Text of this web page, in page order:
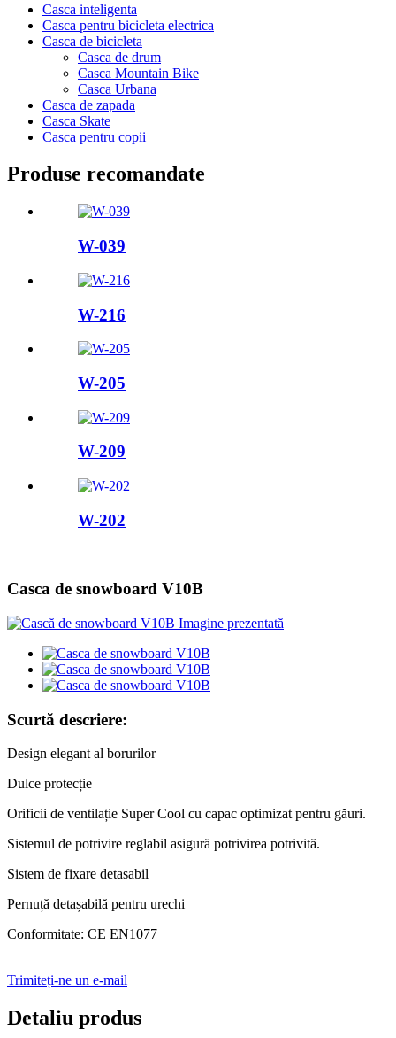
Casca inteligenta
Casca pentru bicicleta electrica
Casca de bicicleta
Casca de drum
Casca Mountain Bike
Casca Urbana
Casca de zapada
Casca Skate
Casca pentru copii
Produse recomandate
W-039
W-216
W-205
W-209
W-202
Casca de snowboard V10B
Scurtă descriere:
Design elegant al borurilor
Dulce protecție
Orificii de ventilație Super Cool cu ​​capac optimizat pentru găuri.
Sistemul de potrivire reglabil asigură potrivirea potrivită.
Sistem de fixare detasabil
Pernuță detașabilă pentru urechi
Conformitate: CE EN1077
Trimiteți-ne un e-mail
Detaliu produs